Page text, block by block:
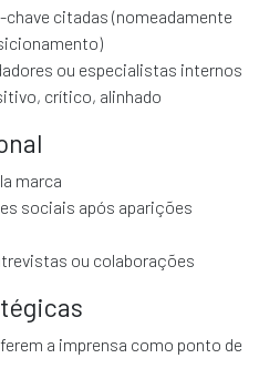
citadas (nomeadamente
ou especialistas internos
crítico, alinhado
marca
sociais após aparições
ou colaborações
a imprensa como ponto de